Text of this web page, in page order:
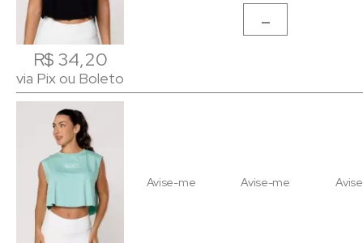
R$ 34,20
via Pix ou Boleto
-
Avise-me Avise-me
R$ 34,20
via Pix ou Boleto